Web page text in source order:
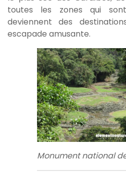
toutes les zones qui
deviennent des
escapade amusante.
Monument national